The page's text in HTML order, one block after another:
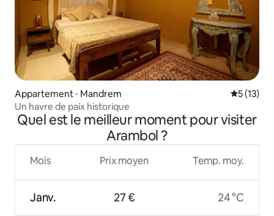
Appartement ⋅ Mandrem
5 (13)
Un havre de paix historique
Quel est le meilleur moment pour visiter
Arambol ?
Mois
Janv.
Prix moyen
27 €
Temp. moy.
24 °C